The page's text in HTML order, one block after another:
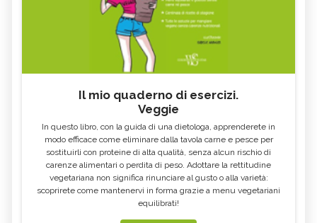
Il mio quaderno di esercizi.
Veggie
In questo libro, con la guida di una dietologa, apprenderete in
modo efficace come eliminare dalla tavola carne e pesce per
sostituirli con proteine di alta qualità, senza alcun rischio di
carenze alimentari o perdita di peso. Adottare la rettitudine
vegetariana non significa rinunciare al gusto o alla varietà:
scoprirete come mantenervi in forma grazie a menu vegetariani
equilibrati!